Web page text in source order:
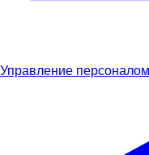
Управление персоналом